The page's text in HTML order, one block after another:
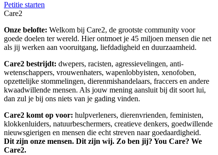
Petitie starten
Care2
Onze belofte: Welkom bij Care2, de grootste community voor
goede doelen ter wereld. Hier ontmoet je 45 miljoen mensen die net
als jij werken aan vooruitgang, liefdadigheid en duurzaamheid.
Care2 bestrijdt: dwepers, racisten, agressievelingen, anti-
wetenschappers, vrouwenhaters, wapenlobbyisten, xenofoben,
opzettelijke stommelingen, dierenmishandelaars, fraccers en andere
kwaadwillende mensen. Als jouw mening aansluit bij dit soort lui,
dan zul je bij ons niets van je gading vinden.
Care2 komt op voor: hulpverleners, dierenvrienden, feministen,
klokkenluiders, natuurbeschermers, creatieve denkers, goedwillende
nieuwsgierigen en mensen die echt streven naar goedaardigheid.
Dit zijn onze mensen. Dit zijn wij. Zo ben jij? You Care? We
Care2.